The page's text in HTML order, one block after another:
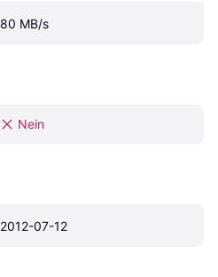
80 MB/s
Nein
2012-07-12